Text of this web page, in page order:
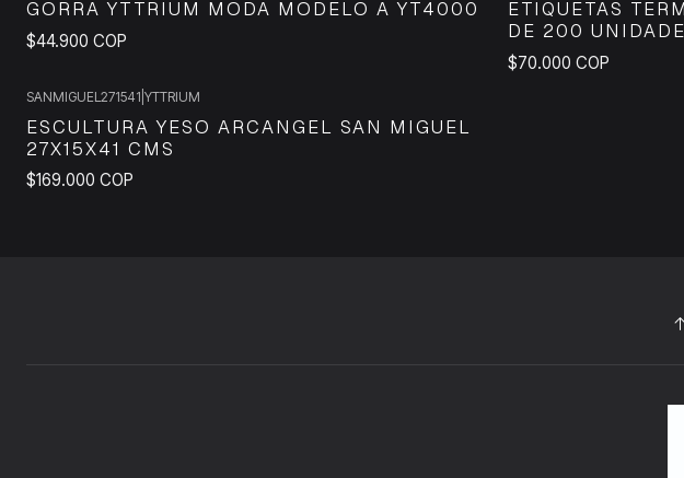
GORRA YTTRIUM MODA MODELO A YT4000
$44.900 COP
ETIQUETAS
DE 200
$70.000 COP
SANMIGUEL271541 YTTRIUM
ESCULTURA YESO ARCANGEL SAN MIGUEL
27X15X41 CMS
$169.000 COP